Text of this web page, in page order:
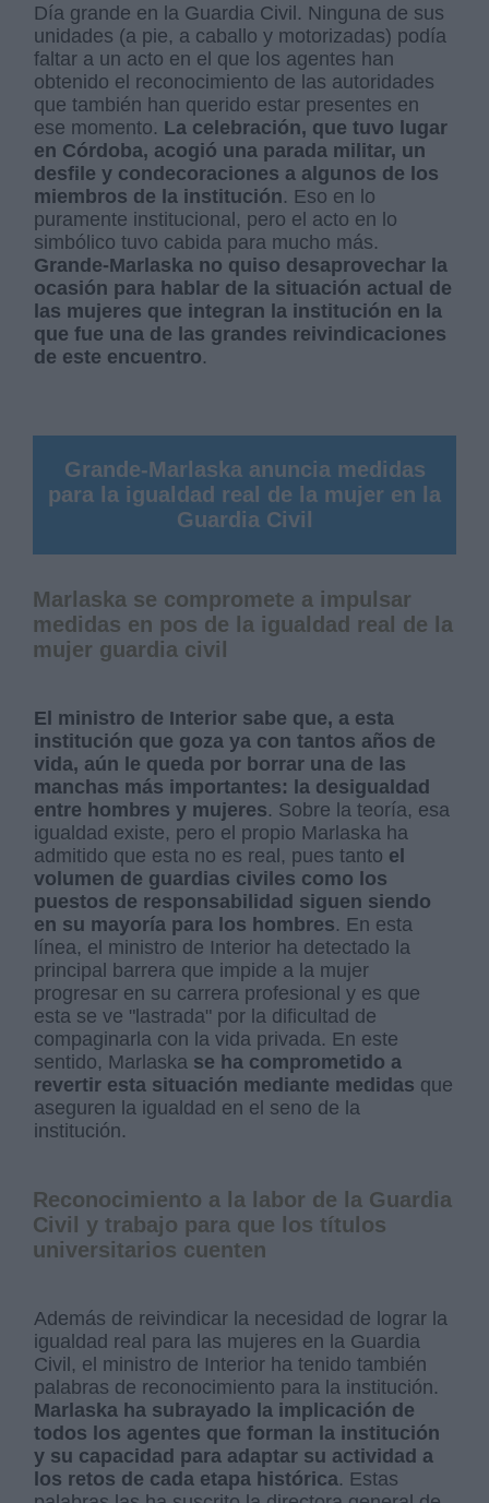
Día grande en la Guardia Civil. Ninguna de sus
unidades (a pie, a caballo y motorizadas) podía
faltar a un acto en el que los agentes han
obtenido el reconocimiento de las autoridades
que también han querido estar presentes en
ese momento. La celebración, que tuvo lugar
en Córdoba, acogió una parada militar, un
desfile y condecoraciones a algunos de los
miembros de la institución. Eso en lo
puramente institucional, pero el acto en lo
simbólico tuvo cabida para mucho más.
Grande-Marlaska no quiso desaprovechar la
ocasión para hablar de la situación actual de
las mujeres que integran la institución en la
que fue una de las grandes reivindicaciones
de este encuentro.
Grande-Marlaska anuncia medidas
para la igualdad real de la mujer en la
Guardia Civil
Marlaska se compromete a impulsar
medidas en pos de la igualdad real de la
mujer guardia civil
El ministro de Interior sabe que, a esta
institución que goza ya con tantos años de
vida, aún le queda por borrar una de las
manchas más importantes: la desigualdad
entre hombres y mujeres. Sobre la teoría, esa
igualdad existe, pero el propio Marlaska ha
admitido que esta no es real, pues tanto el
volumen de guardias civiles como los
puestos de responsabilidad siguen siendo
en su mayoría para los hombres. En esta
línea, el ministro de Interior ha detectado la
principal barrera que impide a la mujer
progresar en su carrera profesional y es que
esta se ve "lastrada" por la dificultad de
compaginarla con la vida privada. En este
sentido, Marlaska se ha comprometido a
revertir esta situación mediante medidas que
aseguren la igualdad en el seno de la
institución.
Reconocimiento a la labor de la Guardia
Civil y trabajo para que los títulos
universitarios cuenten
Además de reivindicar la necesidad de lograr la
igualdad real para las mujeres en la Guardia
Civil, el ministro de Interior ha tenido también
palabras de reconocimiento para la institución.
Marlaska ha subrayado la implicación de
todos los agentes que forman la institución
y su capacidad para adaptar su actividad a
los retos de cada etapa histórica. Estas